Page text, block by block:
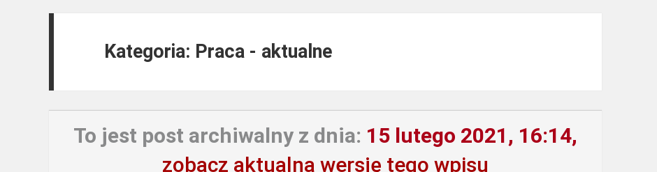
Kategoria: Praca - aktualne
To jest post archiwalny z dnia: 15 lutego 2021, 16:14,
zobacz aktualną wersję tego wpisu